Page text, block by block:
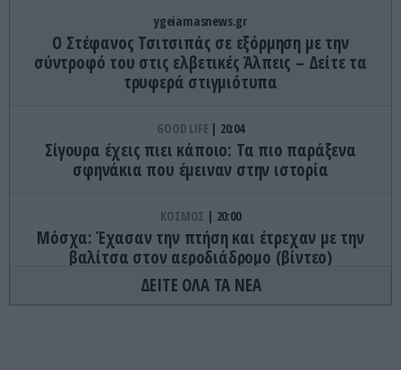
ygeiamasnews.gr
Ο Στέφανος Τσιτσιπάς σε εξόρμηση με την
σύντροφό του στις ελβετικές Άλπεις – Δείτε τα
τρυφερά στιγμιότυπα
GOOD LIFE 20:04
Σίγουρα έχεις πιει κάποιο: Τα πιο παράξενα
σφηνάκια που έμειναν στην ιστορία
ΚΟΣΜΟΣ 20:00
Μόσχα: Έχασαν την πτήση και έτρεχαν με την
βαλίτσα στον αεροδιάδρομο (βίντεο)
ΟΙΚΟΝΟΜΙΑ 19:46
ΔΕΙΤΕ ΟΛΑ ΤΑ ΝΕΑ